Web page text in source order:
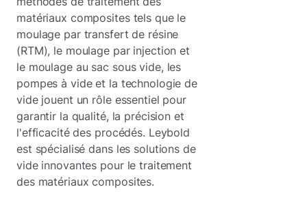
matériaux composites tels que le
moulage par transfert de résine
(RTM), le moulage par injection et
le moulage au sac sous vide, les
pompes à vide et la technologie de
vide jouent un rôle essentiel pour
garantir la qualité, la précision et
l'efficacité des procédés. Leybold
est spécialisé dans les solutions de
vide innovantes pour le traitement
des matériaux composites.